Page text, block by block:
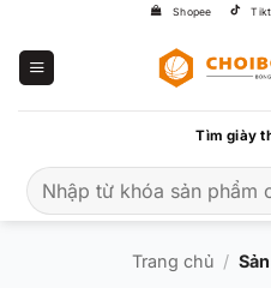
Shopee
Tìm giày
kiếm:
Trang chủ /